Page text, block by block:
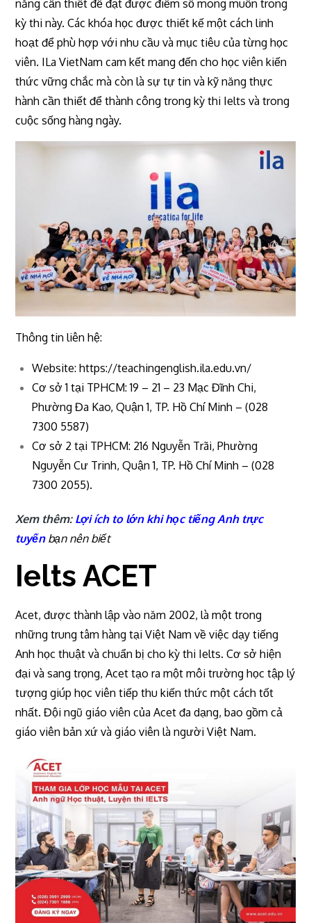
năng cần thiết để đạt được điểm số mong muốn trong
kỳ thi này. Các khóa học được thiết kế một cách linh
hoạt để phù hợp với nhu cầu và mục tiêu của từng học
viên. ILa VietNam cam kết mang đến cho học viên kiến
thức vững chắc mà còn là sự tự tin và kỹ năng thực
hành cần thiết để thành công trong kỳ thi Ielts và trong
cuộc sống hàng ngày.
Thông tin liên hệ:
Website: https://teachingenglish.ila.edu.vn/
Cơ sở 1 tại TPHCM: 19 – 21 – 23 Mạc Đĩnh Chi,
Phường Đa Kao, Quận 1, TP. Hồ Chí Minh – (028
7300 5587)
Cơ sở 2 tại TPHCM: 216 Nguyễn Trãi, Phường
Nguyễn Cư Trinh, Quận 1, TP. Hồ Chí Minh – (028
7300 2055).
Xem thêm: Lợi ích to lớn khi học tiếng Anh trực
tuyếnbạn nên biết
Ielts ACET
Acet, được thành lập vào năm 2002, là một trong
những trung tâm hàng tại Việt Nam về việc dạy tiếng
Anh học thuật và chuẩn bị cho kỳ thi Ielts. Cơ sở hiện
đại và sang trọng, Acet tạo ra một môi trường học tập lý
tượng giúp học viên tiếp thu kiến thức một cách tốt
nhất. Đội ngũ giáo viên của Acet đa dạng, bao gồm cả
giáo viên bản xứ và giáo viên là người Việt Nam.